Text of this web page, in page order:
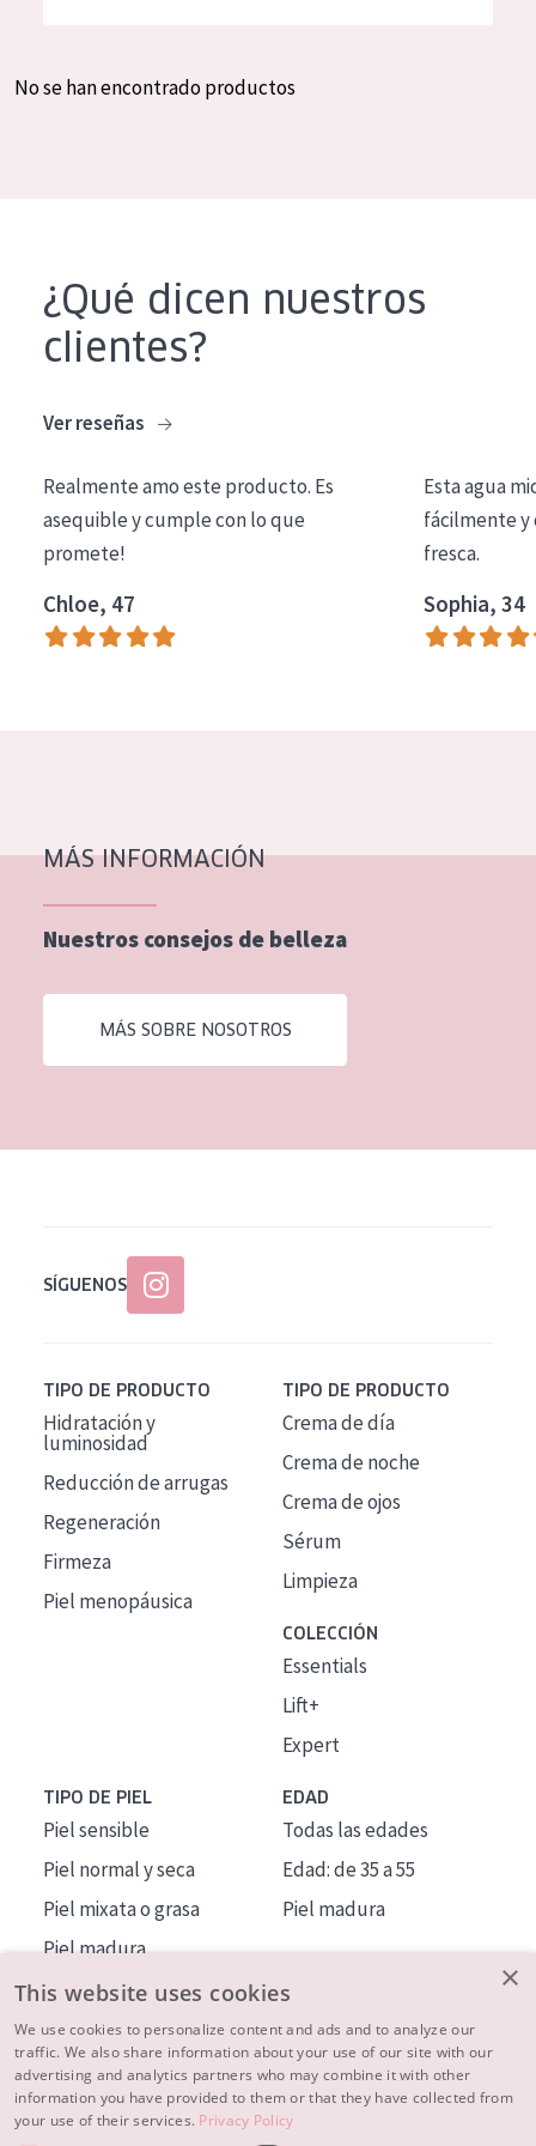
Crema de día
Crema de noche
Limpieza
COLECCIÓN
Essentials
Lift+
Piel normal y seca
Piel mixata o grasa
Piel madura
Piel expuesta al sol
Piel menopáusica
Todas las edades
Spanish
No se han encontrado productos
¿Qué dicen nuestros
clientes?
Ver reseñas
Realmente amo este producto. Es
asequible y cumple con lo que
promete!
Chloe, 47
Esta agua
fácilmente y
fresca.
Sophia, 34
MÁS INFORMACIÓN
Nuestros consejos de belleza
MÁS SOBRE NOSOTROS
SÍGUENOS
TIPO DE PRODUCTO
Hidratación y
luminosidad
Reducción de arrugas
Regeneración
Firmeza
Piel menopáusica
TIPO DE PRODUCTO
Crema de día
Crema de noche
Crema de ojos
Sérum
Limpieza
COLECCIÓN
Essentials
Lift+
Expert
TIPO DE PIEL
Piel sensible
Piel normal y seca
Piel mixata o grasa
Piel madura
Piel expuesta al sol
Piel menopáusica
EDAD
Todas las edades
Edad: de 35 a 55
Piel madura
MÁS SOBRE NOSOTROS
INSPIRACIÓN
×
This website uses cookies
We use cookies to personalize content and ads and to analyze our
traffic. We also share information about your use of our site with our
advertising and analytics partners who may combine it with other
information you have provided to them or that they have collected from
your use of their services. Privacy Policy